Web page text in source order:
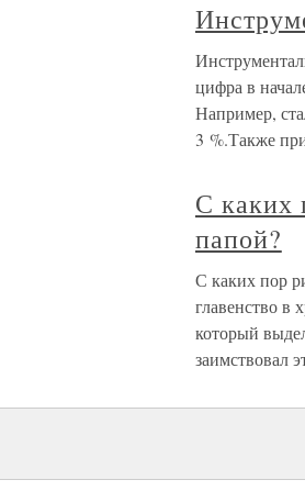
цифра в
Например,
3 %.Также
С каких
папой?
С каких пор
главенство в
который
заимствовал